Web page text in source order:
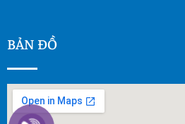
BẢN ĐỒ